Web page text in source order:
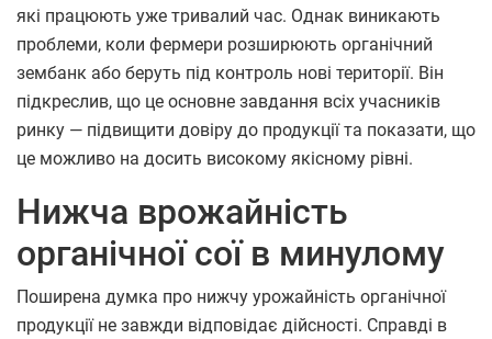
які працюють уже тривалий час. Однак виникають
проблеми, коли фермери розширюють органічний
зембанк або беруть під контроль нові території. Він
підкреслив, що це основне завдання всіх учасників
ринку — підвищити довіру до продукції та показати, що
це можливо на досить високому якісному рівні.
Нижча врожайність
органічної сої в минулому
Поширена думка про нижчу урожайність органічної
продукції не завжди відповідає дійсності. Справді в